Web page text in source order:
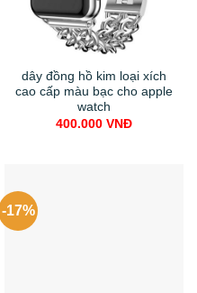
dây đồng hồ kim loại xích
cao cấp màu bạc cho apple
watch
400.000 VNĐ
-17%
Dây đồng hồ kim loại, thay